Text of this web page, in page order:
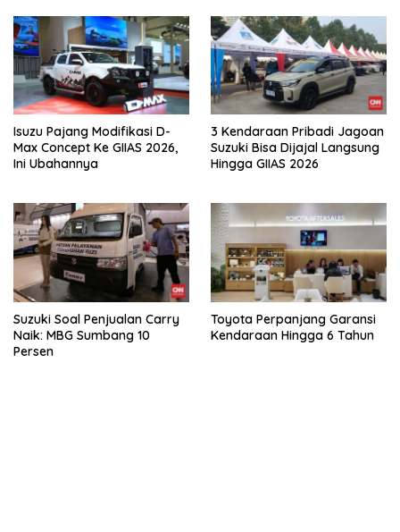
Isuzu Pajang Modifikasi D-
Max Concept Ke GIIAS 2026,
Ini Ubahannya
3 Kendaraan Pribadi Jagoan
Suzuki Bisa Dijajal Langsung
Hingga GIIAS 2026
Suzuki Soal Penjualan Carry
Naik: MBG Sumbang 10
Persen
Toyota Perpanjang Garansi
Kendaraan Hingga 6 Tahun